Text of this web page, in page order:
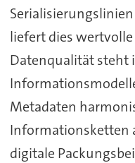
liefert dies
Datenqualität steht
Metadaten
Informationsketten
digitale